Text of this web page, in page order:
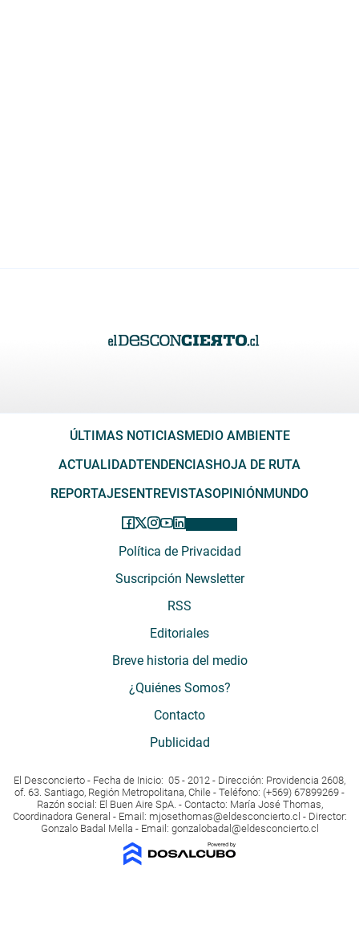
ÚLTIMAS NOTICIASMEDIO AMBIENTE
ACTUALIDADTENDENCIASHOJA DE RUTA
REPORTAJESENTREVISTASOPINIÓNMUNDO
Política de Privacidad
Suscripción Newsletter
RSS
Editoriales
Breve historia del medio
¿Quiénes Somos?
Contacto
Publicidad
El Desconcierto - Fecha de Inicio: 05 - 2012 - Dirección: Providencia 2608,
of. 63. Santiago, Región Metropolitana, Chile - Teléfono: (+569) 67899269 -
Razón social: El Buen Aire SpA. - Contacto: María José Thomas,
Coordinadora General - Email: mjosethomas@eldesconcierto.cl - Director:
Gonzalo Badal Mella - Email: gonzalobadal@eldesconcierto.cl